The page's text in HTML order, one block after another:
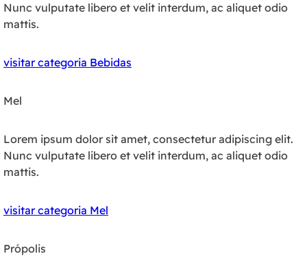
Nunc vulputate libero et velit interdum, ac aliquet odio
mattis.
visitar categoria Bebidas
Mel
Lorem ipsum dolor sit amet, consectetur adipiscing elit.
Nunc vulputate libero et velit interdum, ac aliquet odio
mattis.
visitar categoria Mel
Própolis